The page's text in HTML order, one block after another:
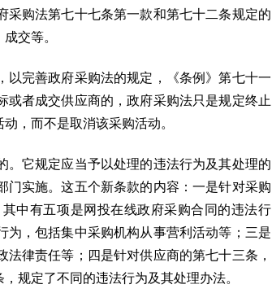
购法第七十七条第一款和第七十二条规定的
交等。
完善政府采购法的规定，《条例》第七十一
者成交供应商的，政府采购法只是规定终止
，而不是取消该采购活动。
它规定应当予以处理的违法行为及其处理的
实施。这五个新条款的内容：一是针对采购
中有五项是网投在线政府采购合同的违法行
，包括集中采购机构从事营利活动等；三是
律责任等；四是针对供应商的第七十三条，
规定了不同的违法行为及其处理办法。